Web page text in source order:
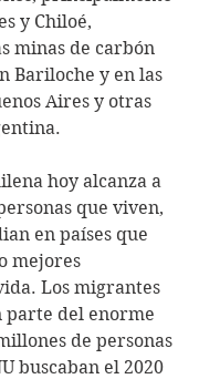
y Chiloé,
minas de carbón
Bariloche y en las
Aires y otras
hoy alcanza a
que viven,
en países que
mejores
Los migrantes
parte del enorme
de personas
buscaban el 2020